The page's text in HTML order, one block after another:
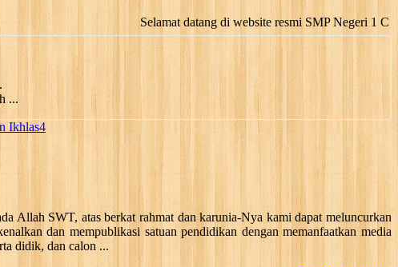
Selamat datang di website resmi SMP Negeri 1
...
4
Allah SWT, atas berkat rahmat dan karunia-Nya kami dapat meluncurkan
dan mempublikasi satuan pendidikan dengan memanfaatkan media
didik, dan calon ...